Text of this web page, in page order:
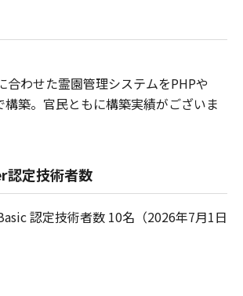
合わせた霊園管理システムをPHPや
築。官民ともに構築実績がございま
定技術者数
認定技術者数 10名（2026年7月1日